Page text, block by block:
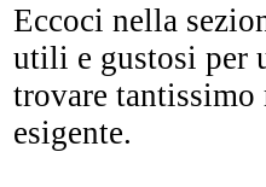
Eccoci nella
utili e gustosi per
trovare tantissimo
esigente.